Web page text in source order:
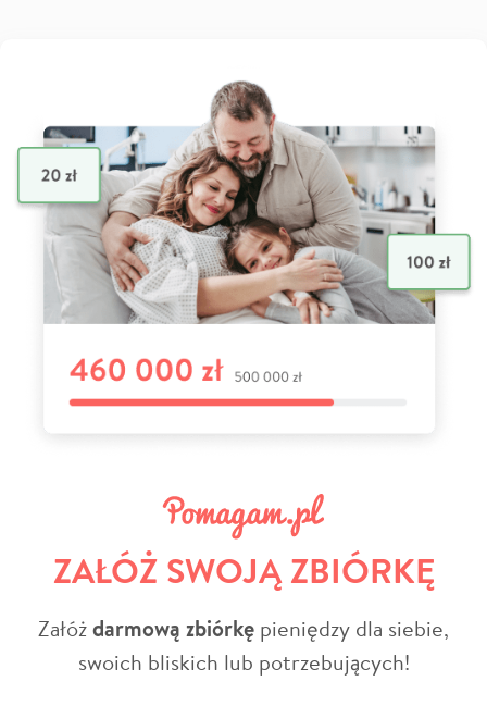
ZAŁÓŻ SWOJĄ ZBIÓRKĘ
Załóżdarmową zbiórkę pieniędzy dla siebie,
swoich bliskich lub potrzebujących!